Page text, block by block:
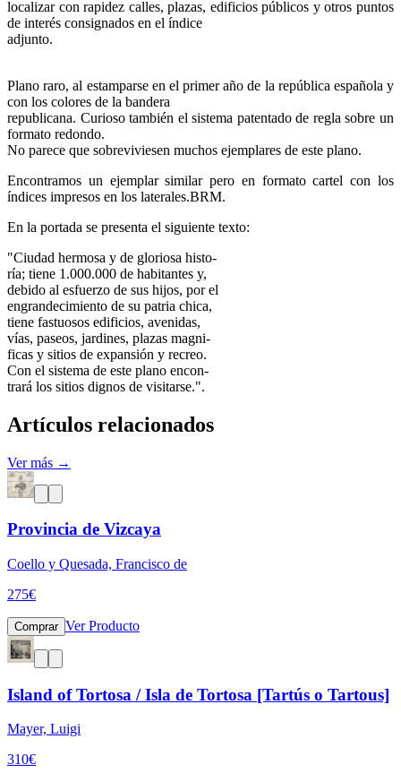
localizar con rapidez calles, plazas, edificios públicos y otros puntos
de interés consignados en el índice
adjunto.
Plano raro, al estamparse en el primer año de la república española y
con los colores de la bandera
republicana. Curioso también el sistema patentado de regla sobre un
formato redondo.
No parece que sobreviviesen muchos ejemplares de este plano.
Encontramos un ejemplar similar pero en formato cartel con los
índices impresos en los laterales.BRM.
En la portada se presenta el siguiente texto:
"Ciudad hermosa y de gloriosa histo-
ría; tiene 1.000.000 de habitantes y,
debido al esfuerzo de sus hijos, por el
engrandecimiento de su patria chica,
tiene fastuosos edificios, avenidas,
vías, paseos, jardines, plazas magni-
ficas y sitios de expansión y recreo.
Con el sistema de este plano encon-
trará los sitios dignos de visitarse.".
Artículos relacionados
Ver más →
Provincia de Vizcaya
Coello y Quesada, Francisco de
275€
Comprar Ver Producto
Island of Tortosa / Isla de Tortosa [Tartús o Tartous]
Mayer, Luigi
310€